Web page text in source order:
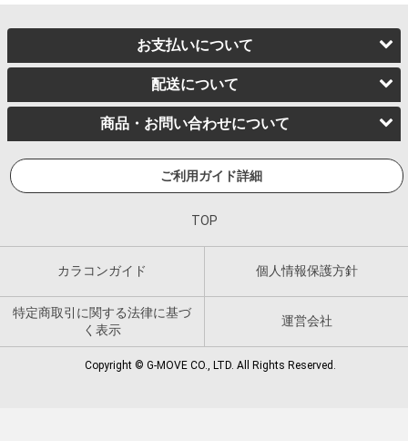
お支払いについて
配送について
商品・お問い合わせについて
ご利用ガイド詳細
TOP
カラコンガイド 個人情報保護方針
特定商取引に関する法律に基づ
く表示
運営会社
Copyright © G-MOVE CO., LTD. All Rights Reserved.